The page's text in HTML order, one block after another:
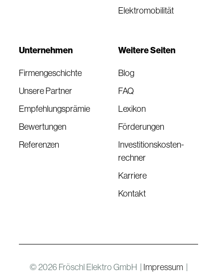
Elektromobilität
Unternehmen
Firmengeschichte
Unsere Partner
Empfehlungsprämie
Bewertungen
Referenzen
Weitere Seiten
Blog
FAQ
Lexikon
Förderungen
Investitionskosten-
rechner
Karriere
Kontakt
© 2026 Fröschl Elektro GmbH | Impressum|